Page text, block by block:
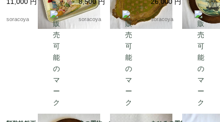
ョーロ花籠 19kwm75
11,000 円
soracoya
ゴールドグリーン 19ot
m5
8,500円
soracoya
otm18-2
26,000 円
soracoya